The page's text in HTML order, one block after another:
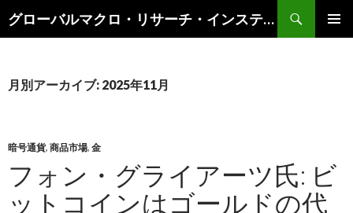
グローバルマクロ・リサーチ・インスティテュート
索
ン
キ
プ
月別アーカイブ: 2025年11月
暗号通貨, 商品市場, 金
フォン・グライアーツ氏: ビ
ットコインはゴールドの代